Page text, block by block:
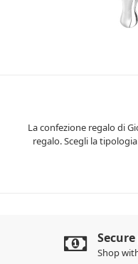
La confezione regalo di
regalo. Scegli la
Shop